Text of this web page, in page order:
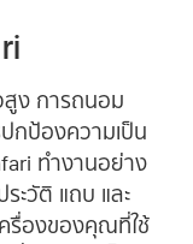
สูง การถนอม
ปกป้องความเป็น
ทำงานอย่าง
ะวัติ แถบ และ
รื่องของคุณที่ใช้